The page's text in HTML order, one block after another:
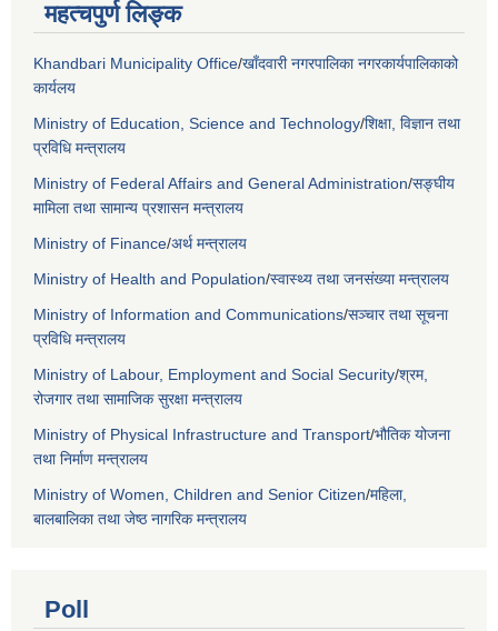
महत्चपुर्ण लिङ्क
Khandbari Municipality Office/खाँदवारी नगरपालिका नगरकार्यपालिकाको
कार्यलय
Ministry of Education, Science and Technology/शिक्षा, विज्ञान तथा
प्रविधि मन्त्रालय
Ministry of Federal Affairs and General Administration/सङ्घीय
मामिला तथा सामान्य प्रशासन मन्त्रालय
Ministry of Finance/अर्थ मन्त्रालय
Ministry of Health and Population/स्वास्थ्य तथा जनसंख्या मन्त्रालय
Ministry of Information and Communications/सञ्चार तथा सूचना
प्रविधि मन्त्रालय
Ministry of Labour, Employment and Social Security/श्रम,
रोजगार तथा सामाजिक सुरक्षा मन्त्रालय
Ministry of Physical Infrastructure and Transport/भौतिक योजना
तथा निर्माण मन्त्रालय
Ministry of Women, Children and Senior Citizen/महिला,
बालबालिका तथा जेष्ठ नागरिक मन्त्रालय
Poll